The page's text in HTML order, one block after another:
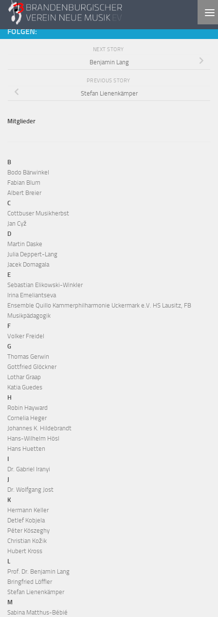
Skip to content
FOLGEN:
NEXT STORY
Benjamin Lang
PREVIOUS STORY
Stefan Lienenkämper
Mitglieder
B
Bodo Bärwinkel
Fabian Blum
Albert Breier
C
Cottbuser Musikherbst
Jan Cyž
D
Martin Daske
Julia Deppert-Lang
Jacek Domagala
E
Sebastian Elikowski-Winkler
Irina Emeliantseva
Ensemble Quillo Kammerphilharmonie Uckermark e.V. HS Lausitz, FB
Musikpädagogik
F
Volker Freidel
G
Thomas Gerwin
Gottfried Glöckner
Lothar Graap
Katia Guedes
H
Robin Hayward
Cornelia Heger
Johannes K. Hildebrandt
Hans-Wilhelm Hösl
Hans Huetten
I
Dr. Gabriel Iranyi
J
Dr. Wolfgang Jost
K
Hermann Keller
Detlef Kobjela
Péter Köszeghy
Christian Kožik
Hubert Kross
L
Prof. Dr. Benjamin Lang
Bringfried Löffler
Stefan Lienenkämper
M
Sabina Matthus-Bébié